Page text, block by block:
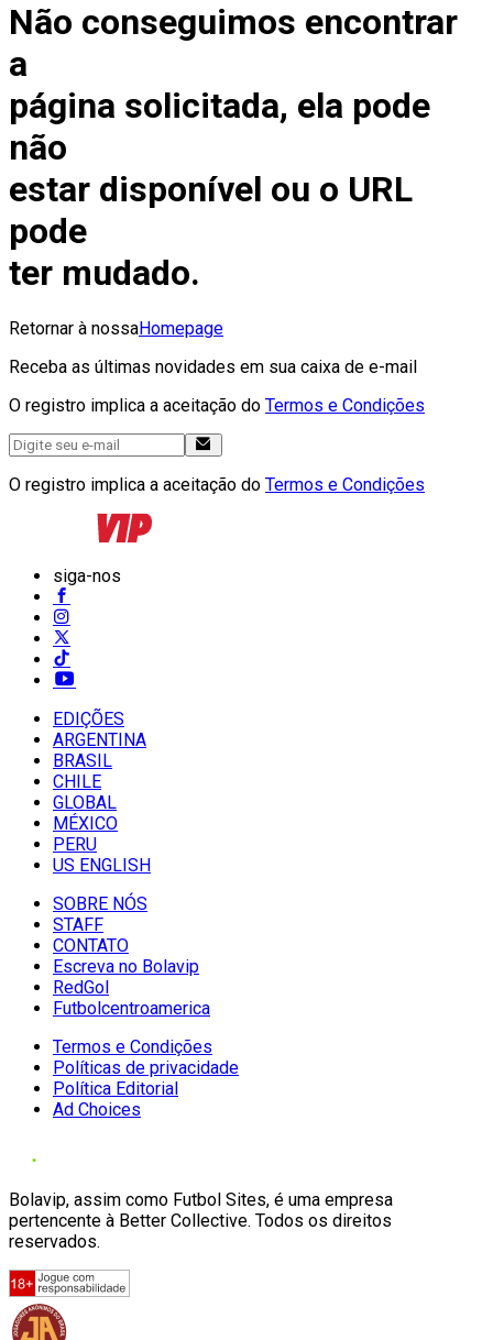
Não conseguimos encontrar
a
página solicitada, ela pode
não
estar disponível ou o URL
pode
ter mudado.
Retornar à nossaHomepage
Receba as últimas novidades em sua caixa de e-mail
O registro implica a aceitação do Termos e Condições
O registro implica a aceitação do Termos e Condições
siga-nos
EDIÇÕES
ARGENTINA
BRASIL
CHILE
GLOBAL
MÉXICO
PERU
US ENGLISH
SOBRE NÓS
STAFF
CONTATO
Escreva no Bolavip
RedGol
Futbolcentroamerica
Termos e Condições
Políticas de privacidade
Política Editorial
Ad Choices
Bolavip, assim como Futbol Sites, é uma empresa
pertencente à Better Collective. Todos os direitos
reservados.